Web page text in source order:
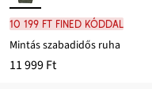
10 199 Ft FINED kóddal
Mintás szabadidős ruha
11 999 Ft